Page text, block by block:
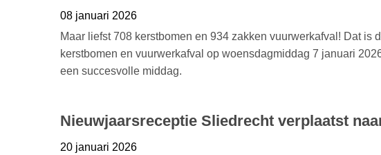
08 januari 2026
Maar liefst 708 kerstbomen en 934 zakken vuurwerkafval! Dat is
kerstbomen en vuurwerkafval op woensdagmiddag 7 januari
een succesvolle middag.
Nieuwjaarsreceptie Sliedrecht verplaatst
20 januari 2026